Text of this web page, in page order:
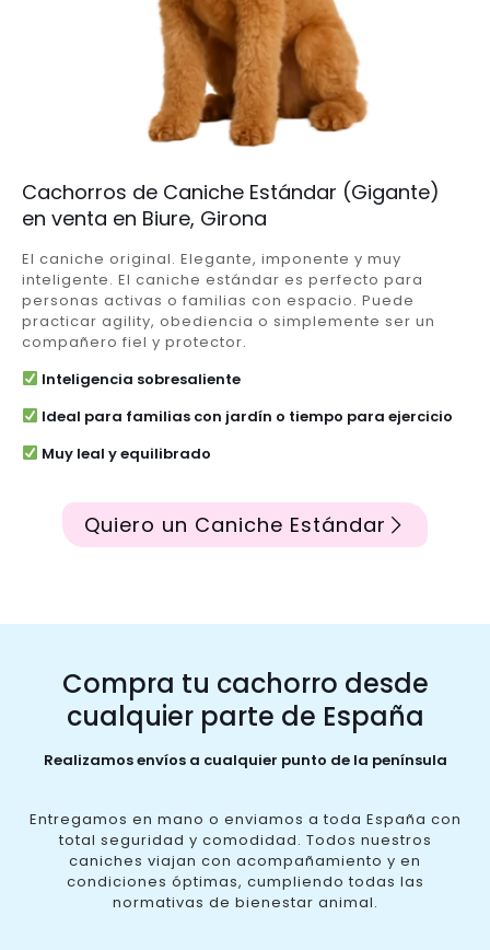
Cachorros de Caniche Estándar (Gigante)
en venta en Biure, Girona
El caniche original. Elegante, imponente y muy
inteligente. El caniche estándar es perfecto para
personas activas o familias con espacio. Puede
practicar agility, obediencia o simplemente ser un
compañero fiel y protector.
Inteligencia sobresaliente
Ideal para familias con jardín o tiempo para ejercicio
Muy leal y equilibrado
Quiero un Caniche Estándar
Compra tu cachorro desde
cualquier parte de España
Realizamos envíos a cualquier punto de la península
Entregamos en mano o enviamos a toda España con
total seguridad y comodidad. Todos nuestros
caniches viajan con acompañamiento y en
condiciones óptimas, cumpliendo todas las
normativas de bienestar animal.